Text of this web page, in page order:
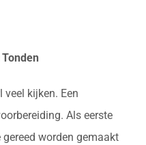
kijken. Een
Als eerste
worden gemaakt